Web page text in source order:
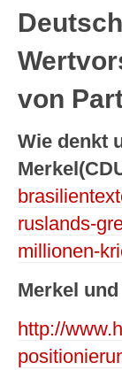
von
Wie denkt
ruslands-
millionen-
Merkel
http://